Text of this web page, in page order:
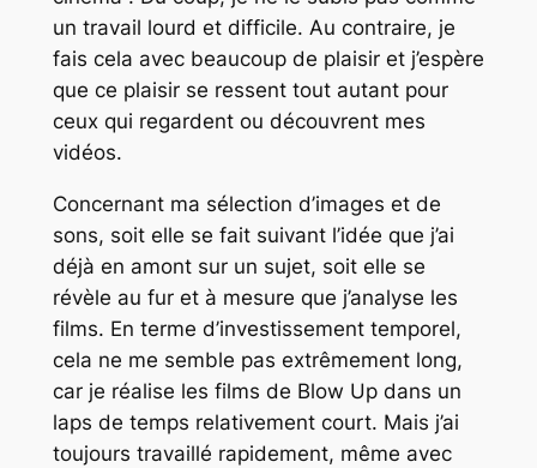
un travail lourd et difficile. Au contraire, je
fais cela avec beaucoup de plaisir et j’espère
que ce plaisir se ressent tout autant pour
ceux qui regardent ou découvrent mes
vidéos.
Concernant ma sélection d’images et de
sons, soit elle se fait suivant l’idée que j’ai
déjà en amont sur un sujet, soit elle se
révèle au fur et à mesure que j’analyse les
films. En terme d’investissement temporel,
cela ne me semble pas extrêmement long,
car je réalise les films de Blow Up dans un
laps de temps relativement court. Mais j’ai
toujours travaillé rapidement, même avec